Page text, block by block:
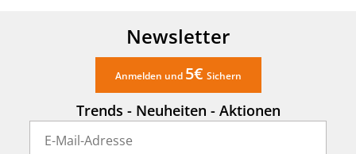
Newsletter
Anmelden und 5€ Sichern
Trends - Neuheiten - Aktionen